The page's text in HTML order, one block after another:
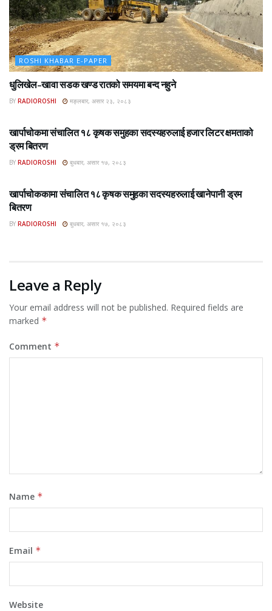
ROSHI KHABAR E-PAPER
धुलिखेल–खावा सडक खण्ड रातको समयमा बन्द नहुने
BY RADIOROSHI मङ्लबार, असार २३, २०८३
खार्पाचोकमा संचालित १८ कृषक समुहका सदस्यहरुलाई हजार लिटर क्षमताको
ड्रम बितरण
BY RADIOROSHI बुधबार, असार १७, २०८३
खार्पाचोककामा संचालित १८ कृषक समुहका सदस्यहरुलाई खानेपानी ड्रम
बितरण
BY RADIOROSHI बुधबार, असार १७, २०८३
Leave a Reply
Your email address will not be published. Required fields are
marked *
Comment *
Name *
Email *
Website